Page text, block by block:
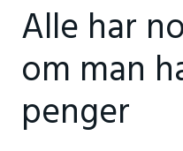
Alle har
om man
penger